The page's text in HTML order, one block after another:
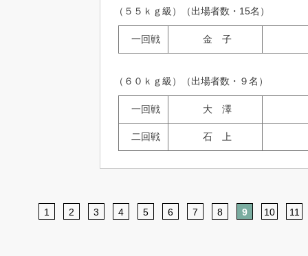
（５５ｋｇ級）（出場者数・15名）
一回戦 金 子
（６０ｋｇ級）（出場者数・９名）
一回戦 大 澤
二回戦 石 上
1 2 3 4 5 6 7 8 9 10 11